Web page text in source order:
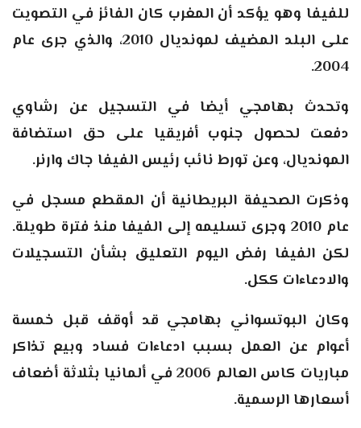
للفيفا وهو يؤكد أن المغرب كان الفائز في التصويت
على البلد المضيف لمونديال 2010، والذي جرى عام
2004.
وتحدث بهامجي أيضا في التسجيل عن رشاوي
دفعت لحصول جنوب أفريقيا على حق استضافة
المونديال، وعن تورط نائب رئيس الفيفا جاك وارنر.
وذكرت الصحيفة البريطانية أن المقطع مسجل في
عام 2010 وجرى تسليمه إلى الفيفا منذ فترة طويلة.
لكن الفيفا رفض اليوم التعليق بشأن التسجيلات
والادعاءات ككل.
وكان البوتسواني بهامجي قد أوقف قبل خمسة
أعوام عن العمل بسبب ادعاءات فساد وبيع تذاكر
مباريات كاس العالم 2006 في ألمانيا بثلاثة أضعاف
أسعارها الرسمية.